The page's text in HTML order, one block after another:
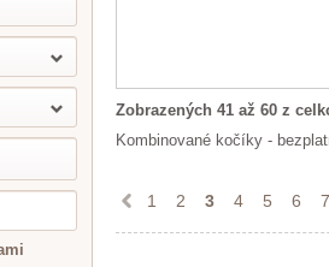
Zobrazených 41 až 60 z
Kombinované kočíky -
1 2 3 4 5 6 7